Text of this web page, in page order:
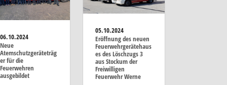
06.10.2024
Neue
Atemschutzgeräteträg
er für die
Feuerwehren
ausgebildet
05.10.2024
Eröffnung des neuen
Feuerwehrgerätehaus
es des Löschzugs 3
aus Stockum der
Freiwilligen
Feuerwehr Werne